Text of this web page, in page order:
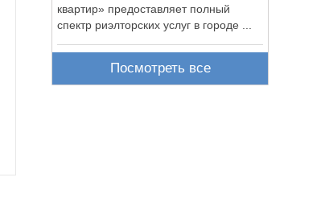
квартир» предоставляет полный
спектр риэлторских услуг в городе ...
Посмотреть все